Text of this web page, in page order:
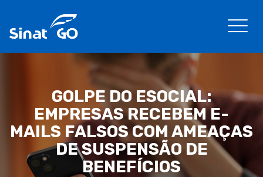
GOLPE DO ESOCIAL:
EMPRESAS RECEBEM E-
MAILS FALSOS COM AMEAÇAS
DE SUSPENSÃO DE
BENEFÍCIOS